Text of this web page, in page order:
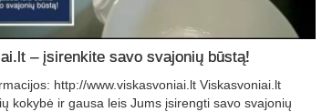
– įsirenkite savo svajonių būstą!
http://www.viskasvoniai.lt Viskasvoniai.lt
kokybė ir gausa leis Jums įsirengti savo svajonių